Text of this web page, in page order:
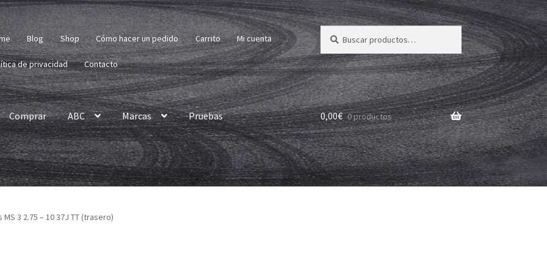
Blog Shop Cómo hacer un pedido Carrito Mi cuenta
de privacidad Contacto
Buscar
por:
Buscar
Comprar ABC Marcas Pruebas 0,00€ 0 productos
3 2.75 – 10 37J TT (trasero)